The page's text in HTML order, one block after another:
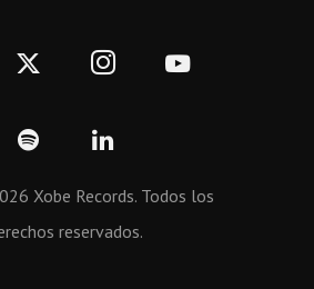
Xobe Records. Todos los
reservados.